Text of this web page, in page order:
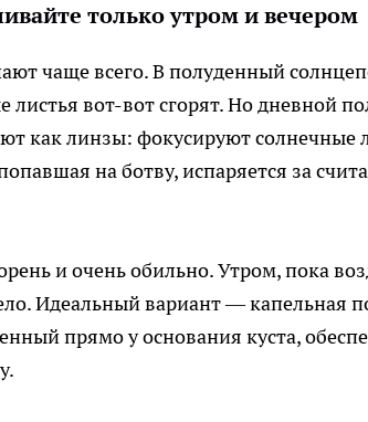
только утром и вечером
чаще всего. В полуденный
листья вот-вот сгорят. Но дневной
как линзы: фокусируют солнечные
на ботву, испаряется за
и очень обильно. Утром, пока
Идеальный вариант — капельная
прямо у основания куста,